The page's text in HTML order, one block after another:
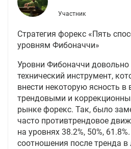
Участник
Стратегия форекс «Пять
уровням Фибоначчи»
Уровни Фибоначчи
технический инструмент,
внести некоторую ясность
трендовыми и
рынке форекс. Так, было
часто противтрендовое
на уровнях 38.2%, 50%,
соотношения после тренда